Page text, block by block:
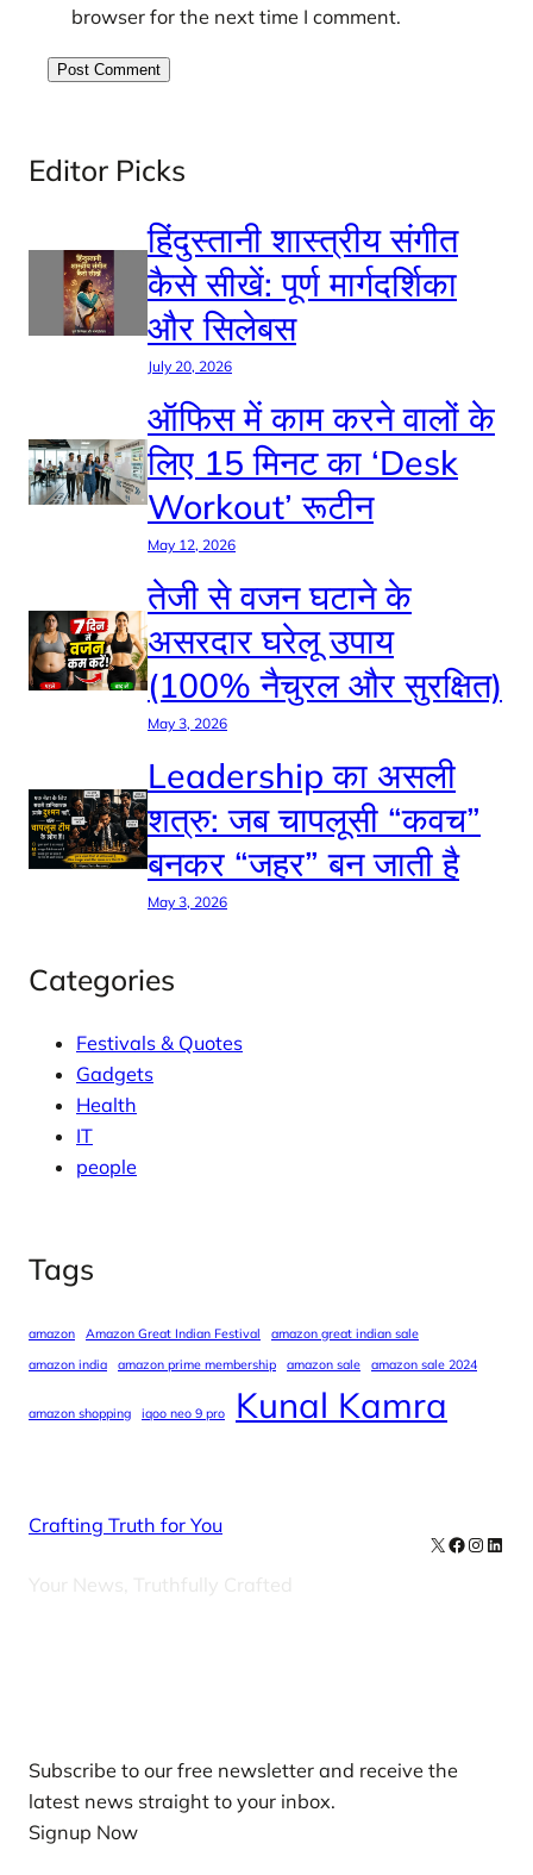
browser for the next time I comment.
Editor Picks
हिंदुस्तानी शास्त्रीय संगीत
कैसे सीखें: पूर्ण मार्गदर्शिका
और सिलेबस
July 20, 2026
ऑफिस में काम करने वालों के
लिए 15 मिनट का ‘Desk
Workout’ रूटीन
May 12, 2026
तेजी से वजन घटाने के
असरदार घरेलू उपाय
(100% नैचुरल और सुरक्षित)
May 3, 2026
Leadership का असली
शत्रु: जब चापलूसी “कवच”
बनकर “जहर” बन जाती है
May 3, 2026
Categories
Festivals & Quotes
Gadgets
Health
IT
people
Tags
amazon Amazon Great Indian Festival
amazon great indian sale
amazon india
amazon prime membership amazon sale amazon sale 2024
amazon shopping iqoo neo 9 pro Kunal Kamra
Crafting Truth for You
Your News, Truthfully Crafted
X Facebook
Subscribe to our free newsletter and receive the
latest news straight to your inbox.
Signup Now